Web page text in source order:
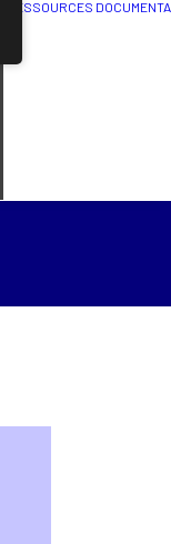
RESSOURCES